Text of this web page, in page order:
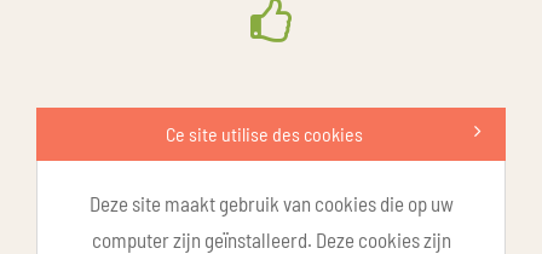
Ce site utilise des cookies
Deze site maakt gebruik van cookies die op uw
computer zijn geïnstalleerd. Deze cookies zijn